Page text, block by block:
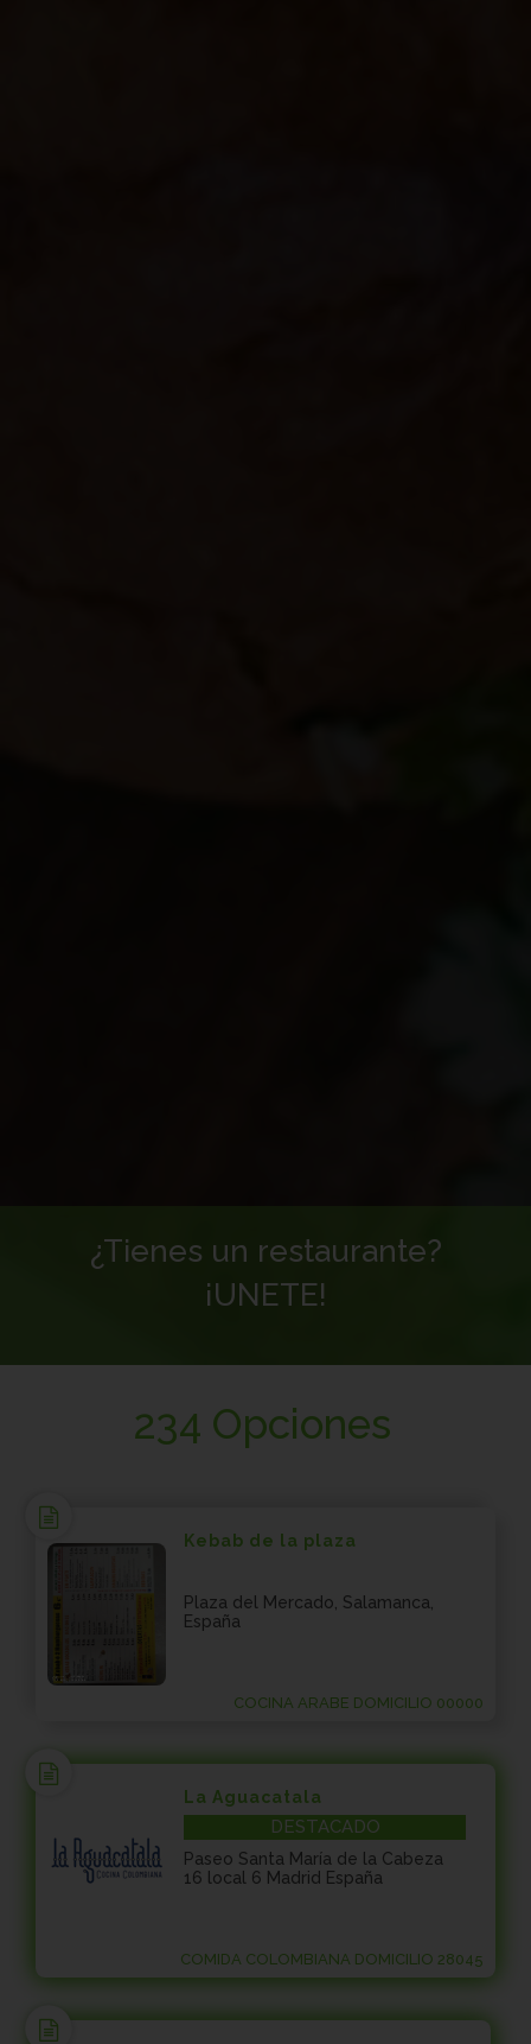
¿Tienes un restaurante?
¡UNETE!
234 Opciones
Kebab de la plaza
Plaza del Mercado, Salamanca,
España
COCINA ARABE DOMICILIO 00000
La Aguacatala
DESTACADO
Paseo Santa María de la Cabeza
16 local 6 Madrid España
COMIDA COLOMBIANA DOMICILIO 28045